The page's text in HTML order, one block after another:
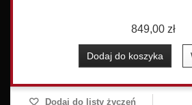
849,00 zł
Dodaj do koszyka
Dodaj do listy życzeń